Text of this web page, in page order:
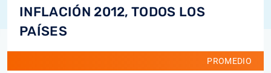
INFLACIÓN 2012, TODOS LOS
PAÍSES
PROMEDIO